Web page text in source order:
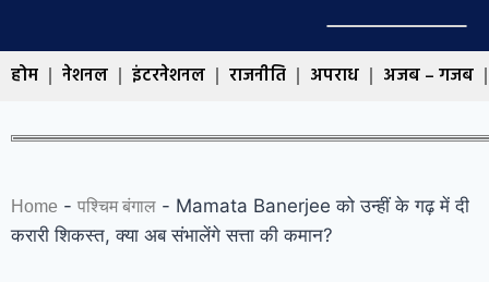
होम नेशनल इंटरनेशनल राजनीति अपराध अजब – गजब
Home - पश्चिम बंगाल - Mamata Banerjee को उन्हीं के गढ़ में दी
करारी शिकस्त, क्या अब संभालेंगे सत्ता की कमान?